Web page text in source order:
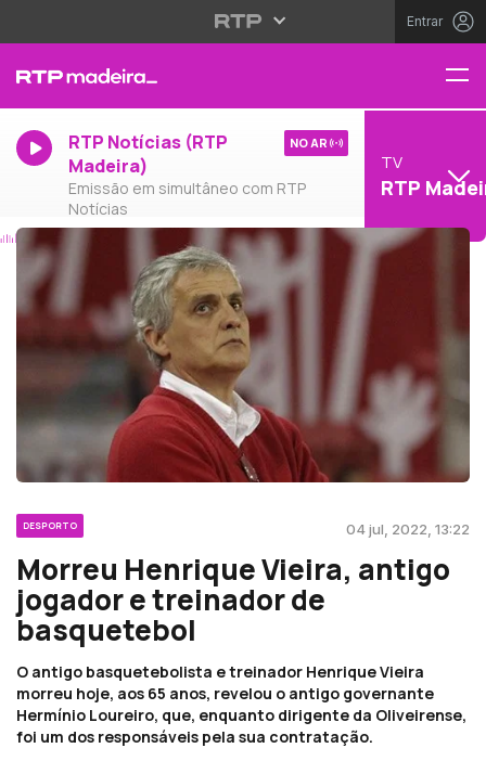
Entrar
RTP Notícias (RTP
Madeira)
Emissão em simultâneo com RTP
Notícias
NO AR
TV
RTP
DESPORTO 04 jul, 2022, 13:22
Morreu Henrique Vieira, antigo
jogador e treinador de
basquetebol
O antigo basquetebolista e treinador Henrique Vieira
morreu hoje, aos 65 anos, revelou o antigo governante
Hermínio Loureiro, que, enquanto dirigente da Oliveirense,
foi um dos responsáveis pela sua contratação.